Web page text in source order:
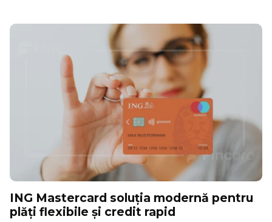
ING Mastercard soluția modernă pentru
plăți flexibile și credit rapid